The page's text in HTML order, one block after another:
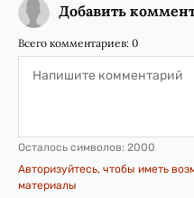
Добавить
Всего комментариев: 0
Осталось символов: 2000
Авторизуйтесь, чтобы иметь
материалы